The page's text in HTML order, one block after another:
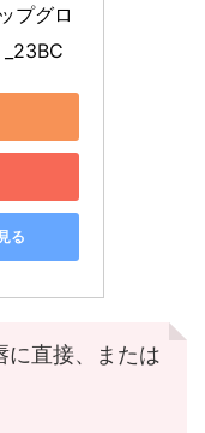
プグロ
る
に直接、または